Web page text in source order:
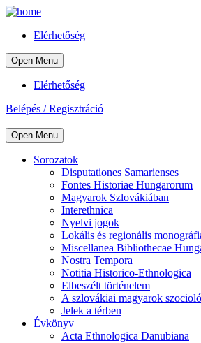
Elérhetőség
Open Menu
Elérhetőség
Belépés / Regisztráció
Open Menu
Sorozatok
Disputationes Samarienses
Fontes Historiae Hungarorum
Magyarok Szlovákiában
Interethnica
Nyelvi jogok
Lokális és regionális
Miscellanea Bibliothecae
Nostra Tempora
Notitia Historico-Ethnologica
Elbeszélt történelem
A szlovákiai magyarok
Jelek a térben
Évkönyv
Acta Ethnologica Danubiana